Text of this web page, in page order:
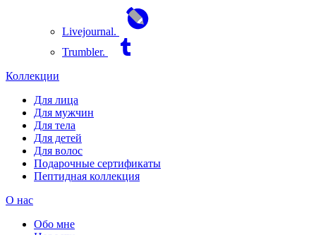
Livejournal.
Trumbler.
Коллекции
Для лица
Для мужчин
Для тела
Для детей
Для волос
Подарочные сертификаты
Пептидная коллекция
О нас
Обо мне